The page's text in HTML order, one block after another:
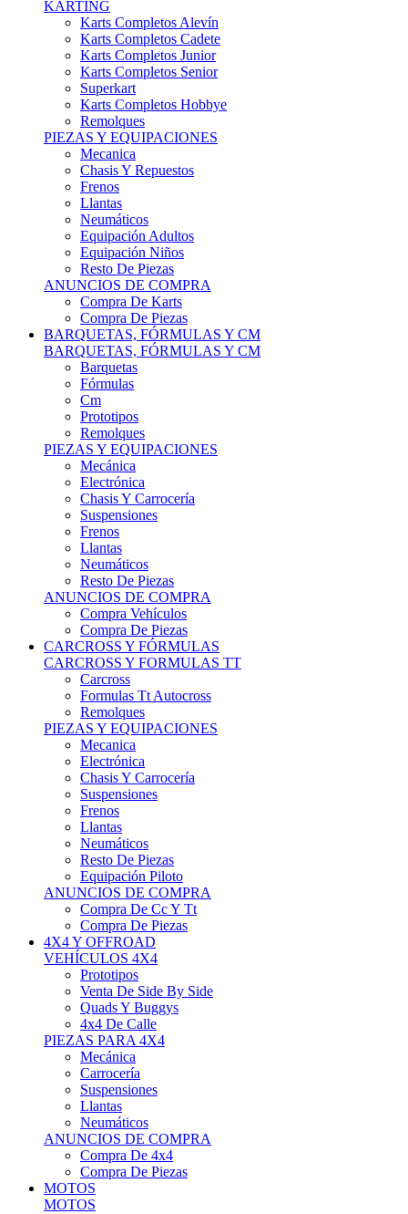
Karts Completos Cadete
Karts Completos Junior
Karts Completos Senior
Superkart
Karts Completos Hobbye
Remolques
PIEZAS Y EQUIPACIONES
Mecanica
Chasis Y Repuestos
Frenos
Llantas
Neumáticos
Equipación Adultos
Equipación Niños
Resto De Piezas
ANUNCIOS DE COMPRA
Compra De Karts
Compra De Piezas
BARQUETAS, FÓRMULAS Y CM
BARQUETAS, FÓRMULAS Y CM
Barquetas
Fórmulas
Cm
Prototipos
Remolques
PIEZAS Y EQUIPACIONES
Mecánica
Electrónica
Chasis Y Carrocería
Suspensiones
Frenos
Llantas
Neumáticos
Resto De Piezas
ANUNCIOS DE COMPRA
Compra Vehículos
Compra De Piezas
CARCROSS Y FÓRMULAS
CARCROSS Y FORMULAS TT
Carcross
Formulas Tt Autocross
Remolques
PIEZAS Y EQUIPACIONES
Mecanica
Electrónica
Chasis Y Carrocería
Suspensiones
Frenos
Llantas
Neumáticos
Resto De Piezas
Equipación Piloto
ANUNCIOS DE COMPRA
Compra De Cc Y Tt
Compra De Piezas
4X4 Y OFFROAD
VEHÍCULOS 4X4
Prototipos
Venta De Side By Side
Quads Y Buggys
4x4 De Calle
PIEZAS PARA 4X4
Mecánica
Carrocería
Suspensiones
Llantas
Neumáticos
ANUNCIOS DE COMPRA
Compra De 4x4
Compra De Piezas
MOTOS
MOTOS
Motos De Circuito